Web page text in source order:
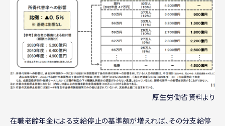
厚生労働省資料より
在職老齢年金による支給停止の基準額が増えれば、その分支給停